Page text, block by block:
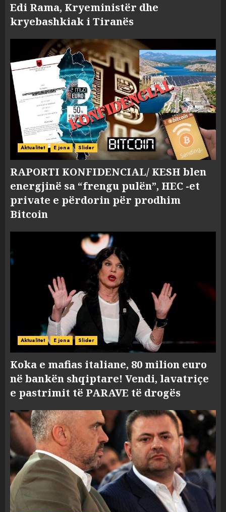
Edi Rama, Kryeministër dhe
kryebashkiak i Tiranës
Aktualitet E jona Slider
RAPORTI KONFIDENCIAL/ KESH blen
energjinë sa “frengu pulën”, HEC -et
private e përdorin për prodhim
Bitcoin
Aktualitet E jona Slider
Koka e mafias italiane, 80 milion euro
në bankën shqiptare! Vendi, lavatriçe
e pastrimit të PARAVE të drogës